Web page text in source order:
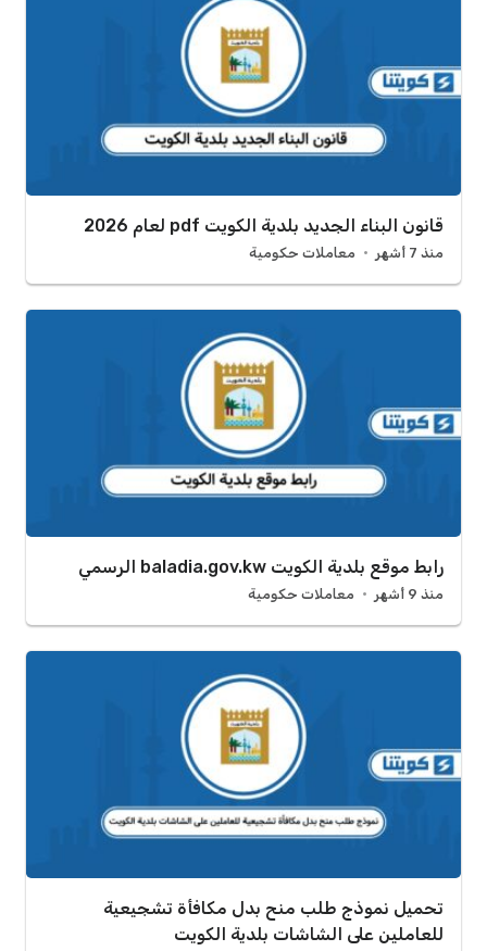
قانون البناء الجديد بلدية الكويت pdf لعام 2026
منذ 7 أشهر معاملات حكومية
رابط موقع بلدية الكويت baladia.gov.kw الرسمي
منذ 9 أشهر معاملات حكومية
تحميل نموذج طلب منح بدل مكافأة تشجيعية
للعاملين على الشاشات بلدية الكويت